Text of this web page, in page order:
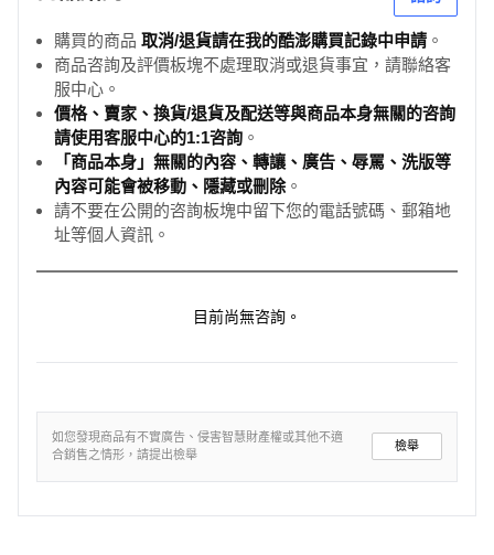
購買的商品 取消/退貨請在我的酷澎購買記錄中申請 。
商品咨詢及評價板塊不處理取消或退貨事宜，請聯絡客
服中心。
價格、賣家、換貨/退貨及配送等與商品本身無關的咨詢
請使用客服中心的1:1咨詢 。
「商品本身」無關的內容、轉讓、廣告、辱罵、洗版等
內容可能會被移動、隱藏或刪除。
請不要在公開的咨詢板塊中留下您的電話號碼、郵箱地
址等個人資訊。
目前尚無咨詢。
如您發現商品有不實廣告、侵害智慧財產權或其他不適
合銷售之情形，請提出檢舉
檢舉